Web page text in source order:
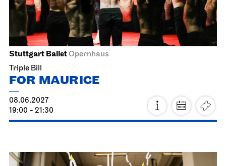
17:00
Tue, 08.06.2027